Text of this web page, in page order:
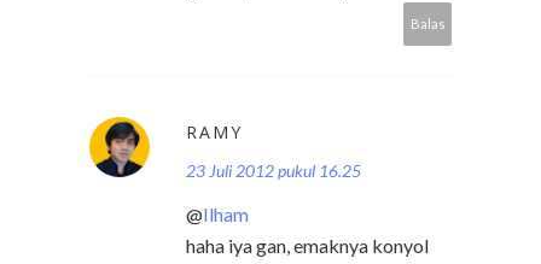
Balas
RAMY
23 Juli 2012 pukul 16.25
@Ilham
haha iya gan, emaknya konyol